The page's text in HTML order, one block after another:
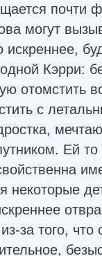
почти
могут
искреннее,
Кэрри:
отомстить
с
Ей то
некоторые
за того, что